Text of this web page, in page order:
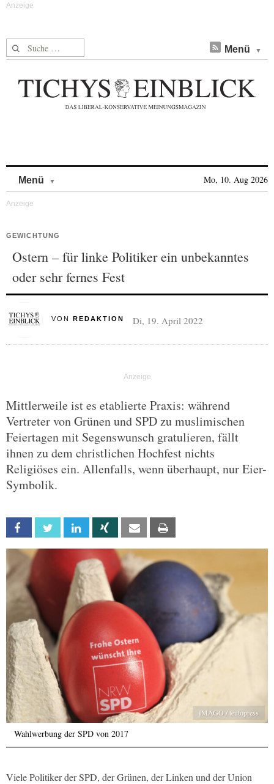
Suche nach: Menü
Menü Mo, 10. Aug 2026
GEWICHTUNG
Ostern – für linke Politiker ein unbekanntes
oder sehr fernes Fest
VON REDAKTION Di, 19. April 2022
Mittlerweile ist es etablierte Praxis: während
Vertreter von Grünen und SPD zu muslimischen
Feiertagen mit Segenswunsch gratulieren, fällt
ihnen zu dem christlichen Hochfest nichts
Religiöses ein. Allenfalls, wenn überhaupt, nur Eier-
Symbolik.
Facebook Twitter Linkedin Xing Email
IMAGO / teutopress
Wahlwerbung der SPD von 2017
Viele Politiker der SPD, der Grünen, der Linken und der Union